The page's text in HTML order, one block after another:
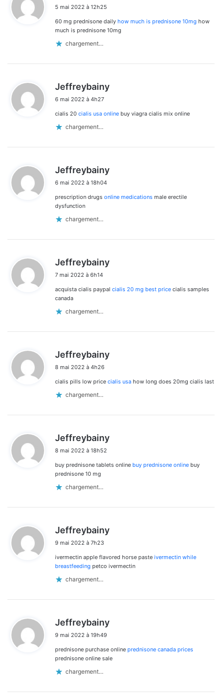
:
5 mai 2022 à 12h25
60 mg prednisone daily how much is prednisone 10mg how
much is prednisone 10mg
chargement…
Jeffreybainy
6 mai 2022 à 4h27
cialis 20 cialis usa online buy viagra cialis mix online
chargement…
Jeffreybainy
6 mai 2022 à 18h04
prescription drugs online medications male erectile
dysfunction
chargement…
Jeffreybainy
7 mai 2022 à 6h14
acquista cialis paypal cialis 20 mg best price cialis samples
canada
chargement…
Jeffreybainy
8 mai 2022 à 4h26
cialis pills low price cialis usa how long does 20mg cialis last
chargement…
Jeffreybainy
8 mai 2022 à 18h52
buy prednisone tablets online buy prednisone online buy
prednisone 10 mg
chargement…
Jeffreybainy
:
9 mai 2022 à 7h23
ivermectin apple flavored horse paste ivermectin while
breastfeeding petco ivermectin
chargement…
Jeffreybainy
:
9 mai 2022 à 19h49
prednisone purchase online prednisone canada prices
prednisone online sale
chargement…